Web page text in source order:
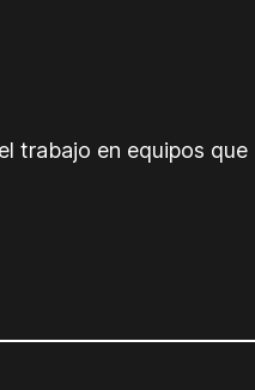
trabajo en equipos